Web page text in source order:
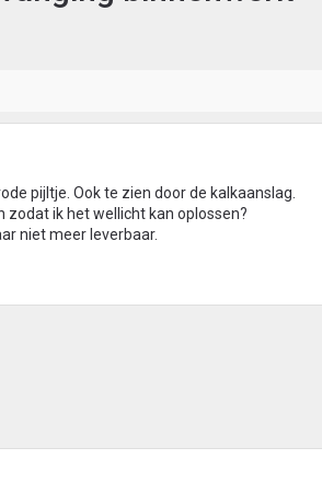
pijltje. Ook te zien door de kalkaanslag.
zodat ik het wellicht kan oplossen?
niet meer leverbaar.